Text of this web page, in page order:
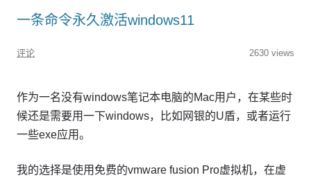
一条命令永久激活windows11
评论 2630 views
作为一名没有windows笔记本电脑的Mac用户，在某些时
候还是需要用一下windows，比如网银的U盾，或者运行
一些exe应用。
我的选择是使用免费的vmware fusion Pro虚拟机，在虚